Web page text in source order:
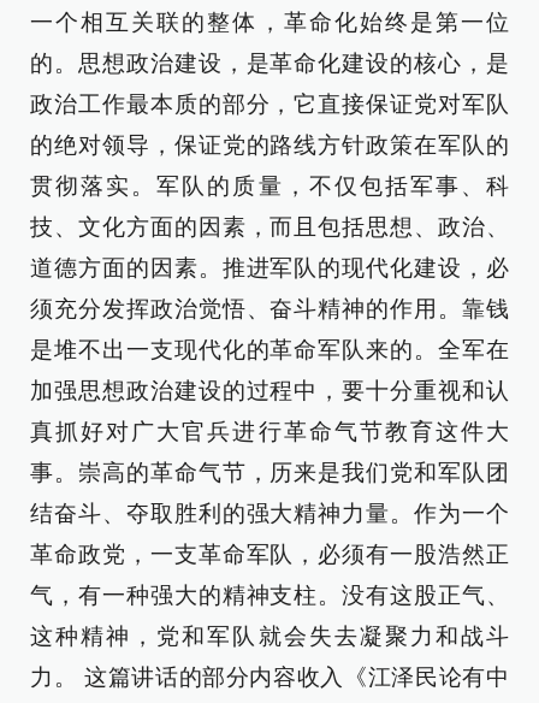
一个相互关联的整体，革命化始终是第一位
的。思想政治建设，是革命化建设的核心，是
政治工作最本质的部分，它直接保证党对军队
的绝对领导，保证党的路线方针政策在军队的
贯彻落实。军队的质量，不仅包括军事、科
技、文化方面的因素，而且包括思想、政治、
道德方面的因素。推进军队的现代化建设，必
须充分发挥政治觉悟、奋斗精神的作用。靠钱
是堆不出一支现代化的革命军队来的。全军在
加强思想政治建设的过程中，要十分重视和认
真抓好对广大官兵进行革命气节教育这件大
事。崇高的革命气节，历来是我们党和军队团
结奋斗、夺取胜利的强大精神力量。作为一个
革命政党，一支革命军队，必须有一股浩然正
气，有一种强大的精神支柱。没有这股正气、
这种精神，党和军队就会失去凝聚力和战斗
力。 这篇讲话的部分内容收入《江泽民论有中